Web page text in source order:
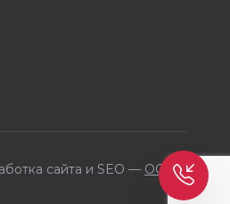
сайта и SEO — OQILA